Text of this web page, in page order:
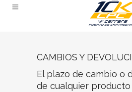
CAMBIOS Y
El plazo de cambio o
de cualquier producto